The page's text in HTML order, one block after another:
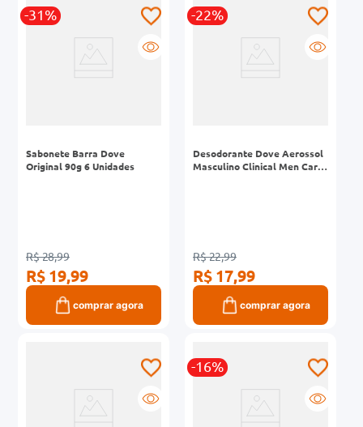
-31%
Sabonete Barra Dove
Original 90g 6 Unidades
R$ 28,99
R$ 19,99
comprar agora
-22%
Desodorante Dove Aerossol
Masculino Clinical Men Care
R$ 22,99
R$ 17,99
comprar agora
-16%